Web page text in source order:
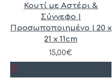
Κουτί με Αστέρι &
Σύννεφο |
Προσωποποιημένο | 20 x
21 x 11cm
15,00€